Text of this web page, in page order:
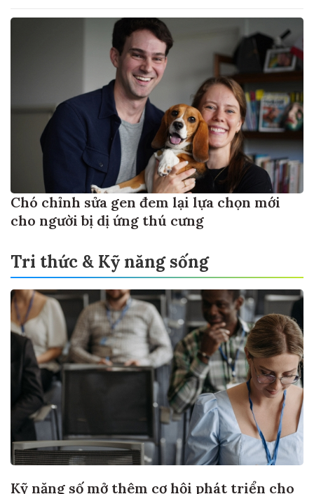
Chó chỉnh sửa gen đem lại lựa chọn mới
cho người bị dị ứng thú cưng
Tri thức & Kỹ năng sống
Kỹ năng số mở thêm cơ hội phát triển cho